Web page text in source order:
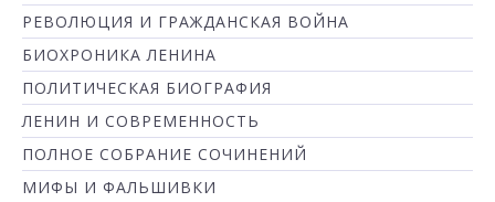
РЕВОЛЮЦИЯ И ГРАЖДАНСКАЯ ВОЙНА
БИОХРОНИКА ЛЕНИНА
ПОЛИТИЧЕСКАЯ БИОГРАФИЯ
ЛЕНИН И СОВРЕМЕННОСТЬ
ПОЛНОЕ СОБРАНИЕ СОЧИНЕНИЙ
МИФЫ И ФАЛЬШИВКИ